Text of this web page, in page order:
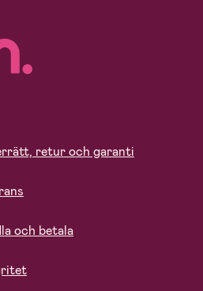
retur och garanti
och betala